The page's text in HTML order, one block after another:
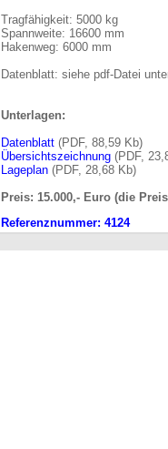
Tragfähigkeit: 5000 kg
Spannweite: 16600 mm
Hakenweg: 6000 mm
Datenblatt: siehe pdf-Datei
Unterlagen:
Datenblatt (PDF, 88,59 Kb)
Übersichtszeichnung (PDF,
Lageplan (PDF, 28,68 Kb)
Preis: 15.000,- Euro (die
Referenznummer: 4124